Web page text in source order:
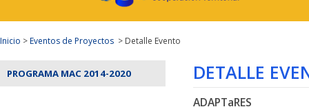
Inicio >Eventos de Proyectos > Detalle Evento
PROGRAMA MAC 2014-2020 DETALLE
ADAPTaRES